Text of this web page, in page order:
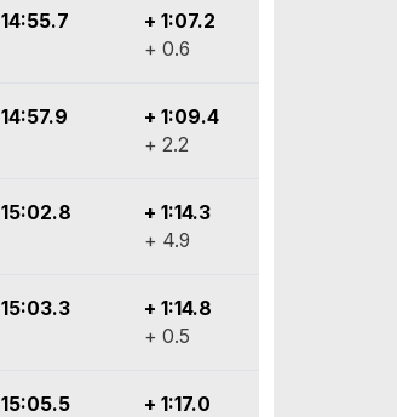
14:55.7
+ 1:07.2
+ 0.6
14:57.9
+ 1:09.4
+ 2.2
15:02.8
+ 1:14.3
+ 4.9
15:03.3
+ 1:14.8
+ 0.5
15:05.5
+ 1:17.0